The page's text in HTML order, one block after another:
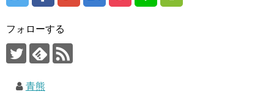
フォローする
青熊